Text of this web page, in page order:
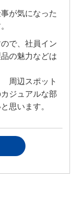
が気になった
で、 社員イン
の魅力などは
周辺スポット
カジュアルな部
思います。